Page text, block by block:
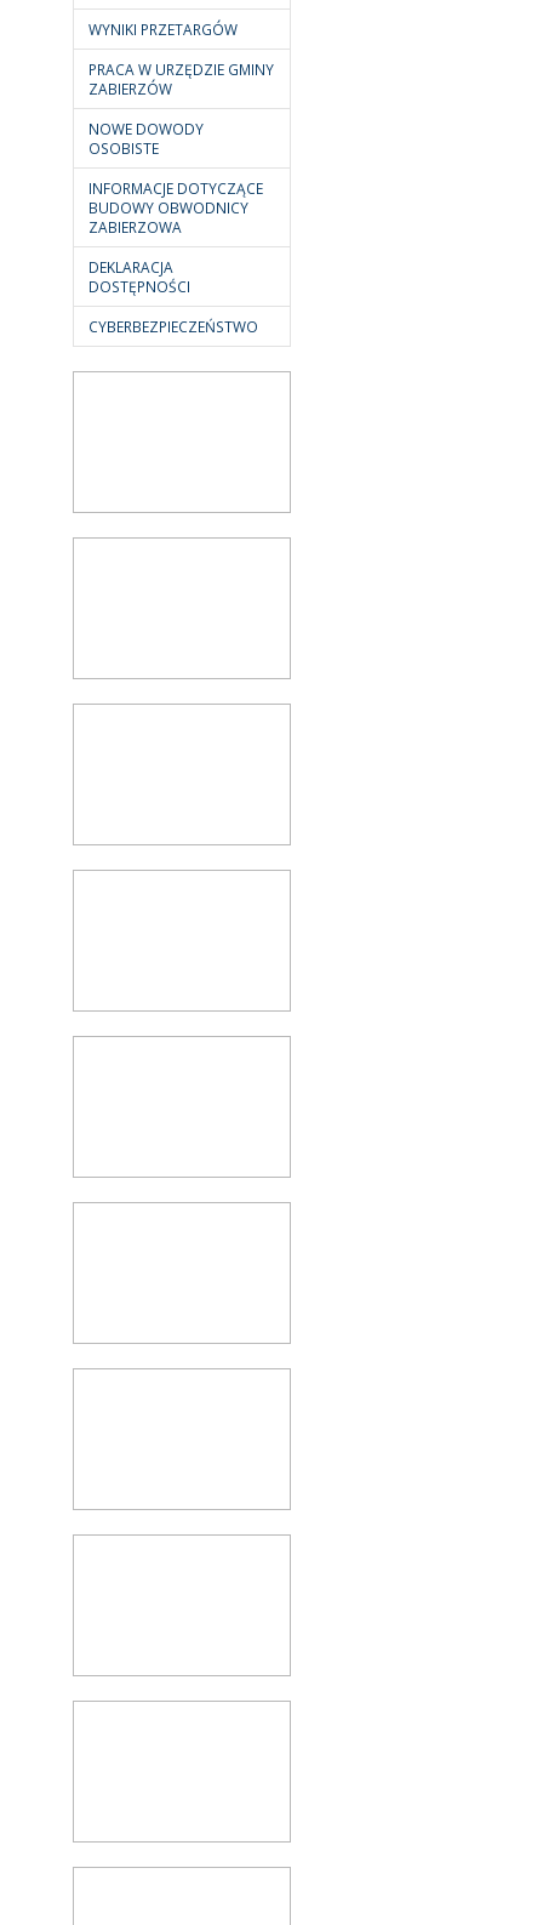
WYNIKI PRZETARGÓW
PRACA W URZĘDZIE GMINY
ZABIERZÓW
NOWE DOWODY
OSOBISTE
INFORMACJE DOTYCZĄCE
BUDOWY OBWODNICY
ZABIERZOWA
DEKLARACJA
DOSTĘPNOŚCI
CYBERBEZPIECZEŃSTWO